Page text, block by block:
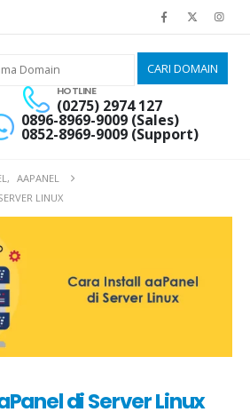
HOTLINE
(0275) 2974 127
0896-8969-9009 (Sales)
0852-8969-9009 (Support)
,
AAPANEL
LINUX
di Server Linux